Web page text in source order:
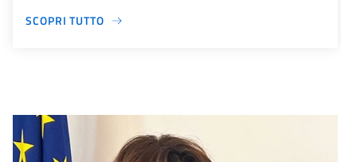
SCOPRI TUTTO